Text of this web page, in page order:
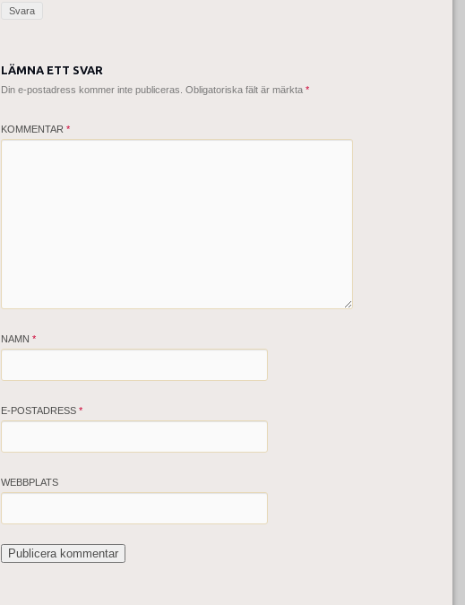
Svara
LÄMNA ETT SVAR
Din e-postadress kommer inte publiceras. Obligatoriska fält är märkta *
KOMMENTAR *
NAMN *
E-POSTADRESS *
WEBBPLATS